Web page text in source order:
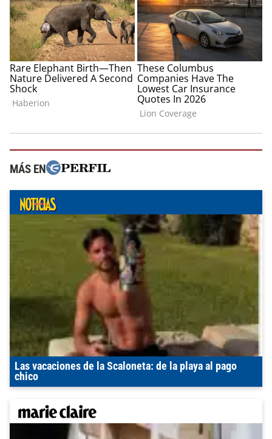
MÁS EN
Las vacaciones de la Scaloneta: de la playa al pago
chico